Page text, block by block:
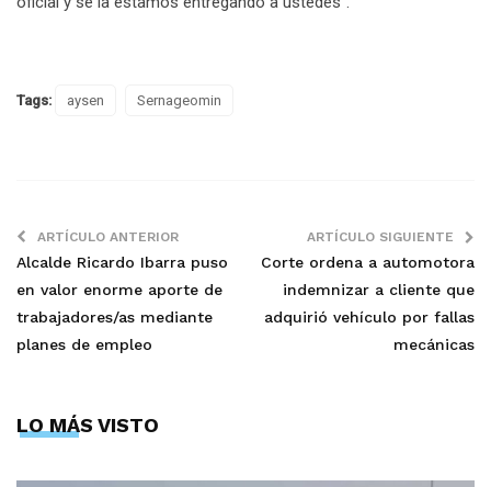
Tags: aysen Sernageomin
ARTÍCULO ANTERIOR
Alcalde Ricardo Ibarra puso
en valor enorme aporte de
trabajadores/as mediante
planes de empleo
ARTÍCULO SIGUIENTE
Corte ordena a automotora
indemnizar a cliente que
adquirió vehículo por fallas
mecánicas
LO MÁS VISTO